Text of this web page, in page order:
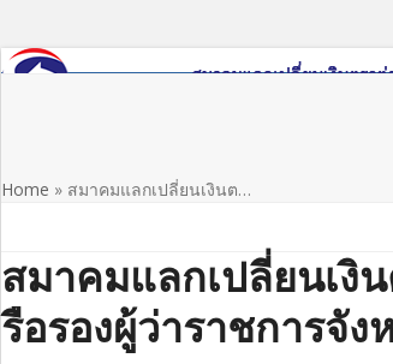
Home » สมาคมแลกเปลี่ยนเงินต…
สมาคมแลกเปลี่ยนเงิ
รือรองผู้ว่าราชการจั